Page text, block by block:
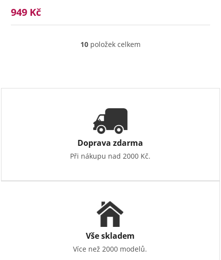
949 Kč
O
d
p
r
v
y
ý
i
s
u
10položek celkem
Doprava zdarma
Při nákupu nad 2000 Kč.
Vše skladem
Více než 2000 modelů.